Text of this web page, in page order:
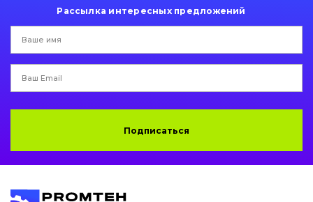
Защита (ковша, адаптера)
Пальци и втулки
Гидравлика
написати
Рассылка интересных предложений
Подписаться